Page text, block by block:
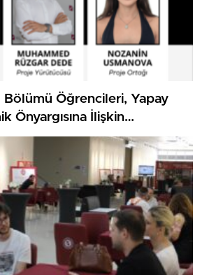
Bölümü Öğrencileri, Yapay
Önyargısına İlişkin
Araştıracak